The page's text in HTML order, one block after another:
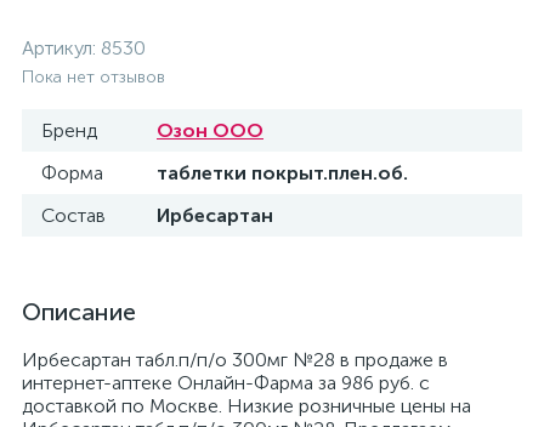
Артикул: 8530
Пока нет отзывов
Бренд
Озон ООО
Форма
таблетки покрыт.плен.об.
Состав
Ирбесартан
Описание
Ирбесартан табл.п/п/о 300мг №28 в продаже в
интернет-аптеке Онлайн-Фарма за 986 руб. с
доставкой по Москве. Низкие розничные цены на